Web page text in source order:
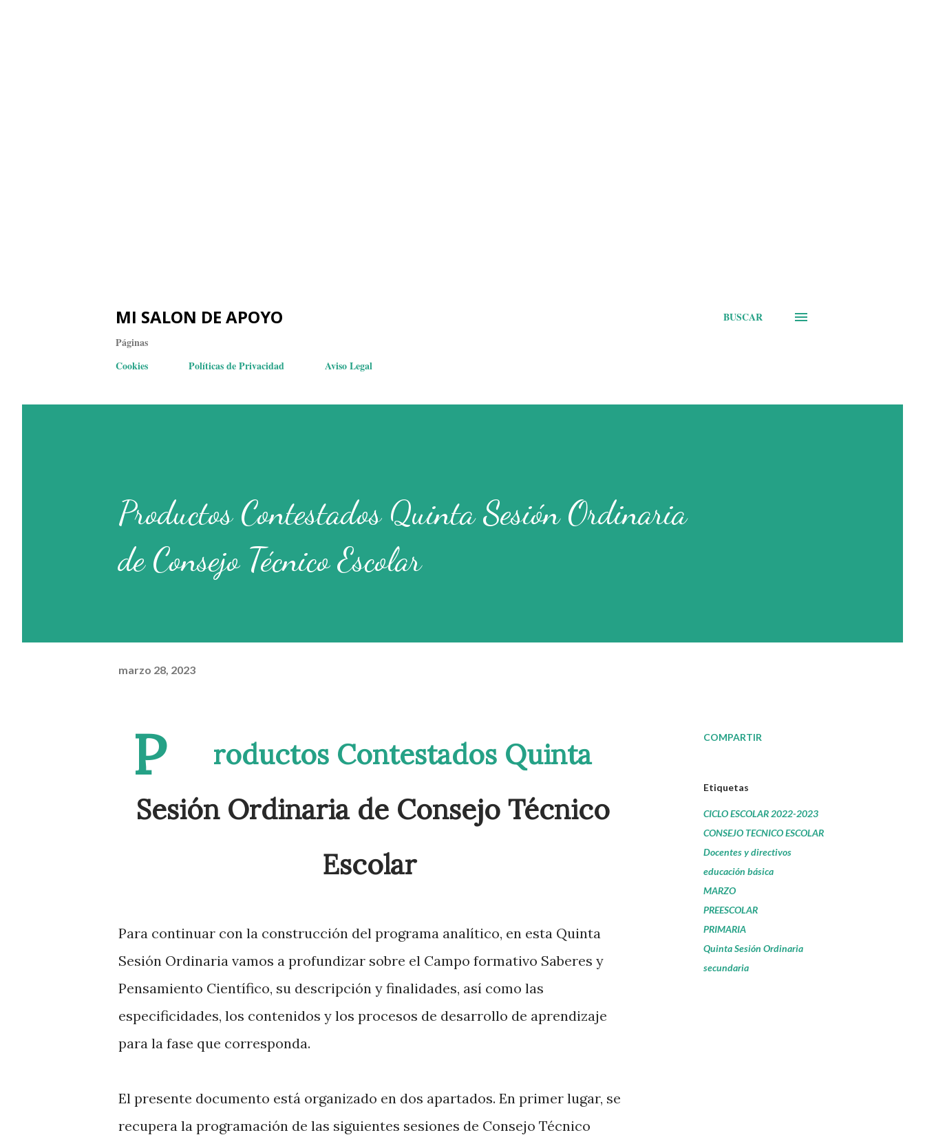
MI SALON DE APOYO
BUSCAR
Páginas
Cookies
Políticas de Privacidad Aviso Legal
Productos Contestados Quinta Sesión Ordinaria
de Consejo Técnico Escolar
marzo 28, 2023
P
roductos Contestados Quinta
Sesión Ordinaria de Consejo Técnico
Escolar
Para continuar con la construcción del programa analítico, en esta Quinta
Sesión Ordinaria vamos a profundizar sobre el Campo formativo Saberes y
Pensamiento Científico, su descripción y finalidades, así como las
especificidades, los contenidos y los procesos de desarrollo de aprendizaje
para la fase que corresponda.
El presente documento está organizado en dos apartados. En primer lugar, se
recupera la programación de las siguientes sesiones de Consejo Técnico
COMPARTIR
Etiquetas
CICLO ESCOLAR 2022-2023
CONSEJO TECNICO ESCOLAR
Docentes y directivos
educación básica
MARZO
PREESCOLAR
PRIMARIA
Quinta Sesión Ordinaria
secundaria